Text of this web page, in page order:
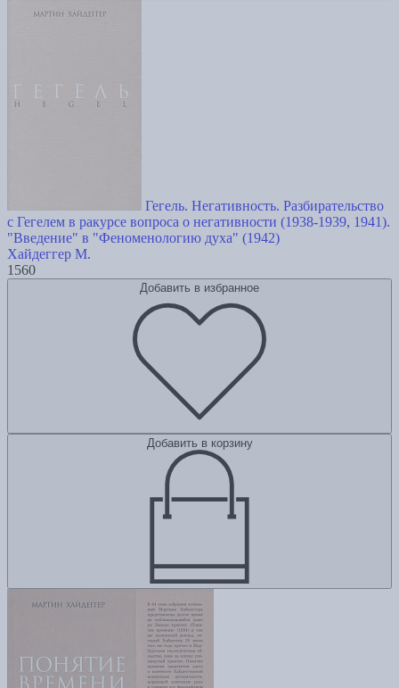
Гегель. Негативность. Разбирательство
с Гегелем в ракурсе вопроса о негативности (1938-1939, 1941).
"Введение" в "Феноменологию духа" (1942)
Хайдеггер М.
1560
Добавить в избранное
Добавить в корзину